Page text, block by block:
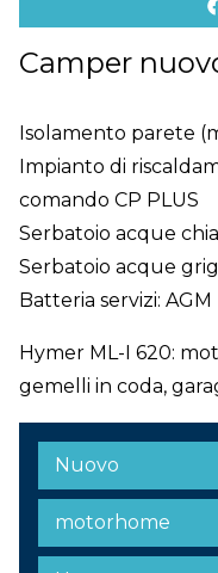
Camper
Isolamento parete
Impianto di
comando CP PLUS
Serbatoio acque
Serbatoio acque
Batteria servizi: AGM
Hymer ML-I 620:
gemelli in coda,